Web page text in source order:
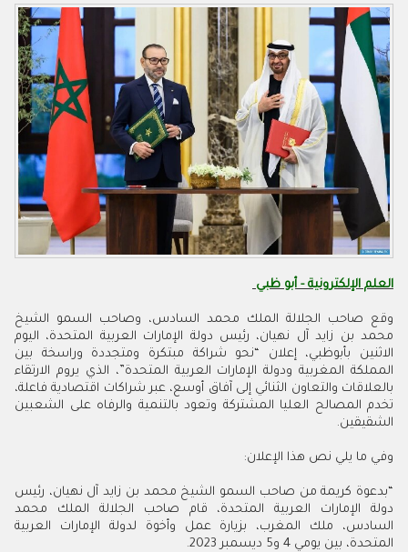
العلم الإلكترونية - أبو ظبي
وقع صاحب الجلالة الملك محمد السادس، وصاحب السمو الشيخ
محمد بن زايد آل نهيان، رئيس دولة الإمارات العربية المتحدة، اليوم
الاثنين بأبوظبي، إعلان “نحو شراكة مبتكرة ومتجددة وراسخة بين
المملكة المغربية ودولة الإمارات العربية المتحدة”، الذي يروم الارتقاء
بالعلاقات والتعاون الثنائي إلى آفاق أوسع، عبر شراكات اقتصادية فاعلة،
تخدم المصالح العليا المشتركة وتعود بالتنمية والرفاه على الشعبين
الشقيقين.
وفي ما يلي نص هذا الإعلان:
“بدعوة كريمة من صاحب السمو الشيخ محمد بن زايد آل نهيان، رئيس
دولة الإمارات العربية المتحدة، قام صاحب الجلالة الملك محمد
السادس، ملك المغرب، بزيارة عمل وأخوة لدولة الإمارات العربية
المتحدة، بين يومي 4 و5 ديسمبر 2023.